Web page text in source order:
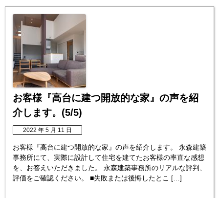
お客様『高台に建つ開放的な家』の声を紹
介します。(5/5)
2022 年 5 月 11 日
お客様『高台に建つ開放的な家』の声を紹介します。 永森建築
事務所にて、実際に設計して住宅を建てたお客様の率直な感想
を、お答えいただきました。 永森建築事務所のリアルな評判、
評価をご確認ください。 ■失敗または後悔したとこ […]